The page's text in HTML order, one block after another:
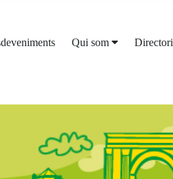
Qui som Directori